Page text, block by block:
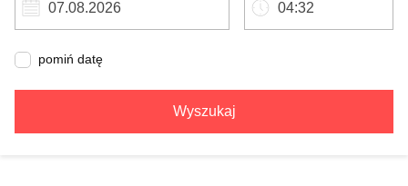
pomiń datę
Wyszukaj